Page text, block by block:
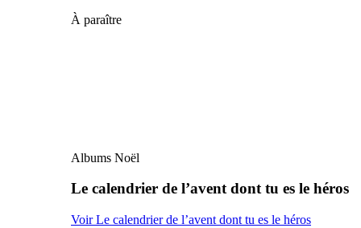
À paraître
Albums Noël
Le calendrier de l’avent dont tu es le héros
Voir Le calendrier de l’avent dont tu es le héros